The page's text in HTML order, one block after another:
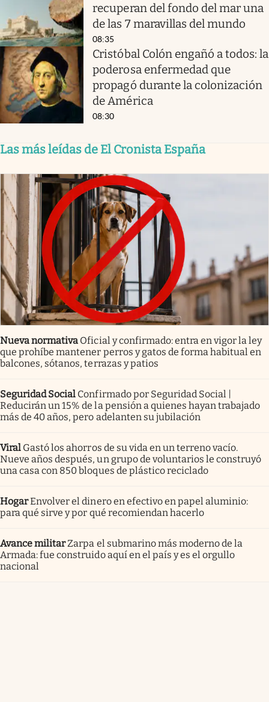
recuperan del fondo del mar una
de las 7 maravillas del mundo
08:35
Cristóbal Colón engañó a todos: la
poderosa enfermedad que
propagó durante la colonización
de América
08:30
Las más leídas de El Cronista España
Nueva normativa Oficial y confirmado: entra en vigor la ley
que prohíbe mantener perros y gatos de forma habitual en
balcones, sótanos, terrazas y patios
Seguridad Social Confirmado por Seguridad Social |
Reducirán un 15% de la pensión a quienes hayan trabajado
más de 40 años, pero adelanten su jubilación
Viral Gastó los ahorros de su vida en un terreno vacío.
Nueve años después, un grupo de voluntarios le construyó
una casa con 850 bloques de plástico reciclado
HogarEnvolver el dinero en efectivo en papel aluminio:
para qué sirve y por qué recomiendan hacerlo
Avance militarZarpa el submarino más moderno de la
Armada: fue construido aquí en el país y es el orgullo
nacional